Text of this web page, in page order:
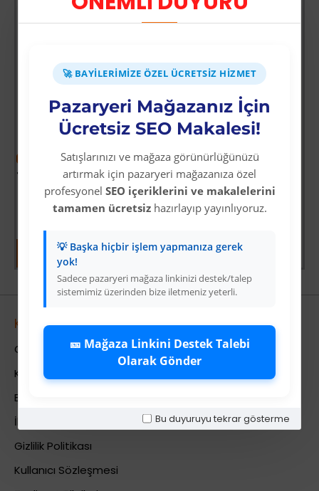
🚀 BAYILERIMIZE ÖZEL ÜCRETSIZ HIZMET
Pazaryeri Mağazanız İçin
Ücretsiz SEO Makalesi!
Satışlarınızı ve mağaza görünürlüğünüzü
artırmak için pazaryeri mağazanıza özel
profesyonel SEO içeriklerini ve makalelerini
tamamen ücretsizhazırlayıp yayınlıyoruz.
💡 Başka hiçbir işlem yapmanıza gerek
yok!
Sadece pazaryeri mağaza linkinizi destek/talep
sistemimiz üzerinden bize iletmeniz yeterli.
🎫 Mağaza Linkini Destek Talebi
Olarak Gönder
Bu duyuruyu tekrar gösterme
Tomax SDS Plus 4 Elmaslı Hilti / Matkap Ucu 11x210
Üyelere Özel Fiyat
Üye Olunuz -64 %
Fırtına Yaklaşırken
Üyelere Özel Fiyat
Üye Olunuz
Kurumsal
Colezium Hakkında
Kurumsal Bilgiler
Banka Hesab Bilgileri
İletişim
Gizlilik Politikası
Kullanıcı Sözleşmesi